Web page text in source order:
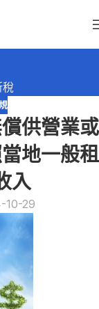
稅
供營業或
地一般租
入
10-29